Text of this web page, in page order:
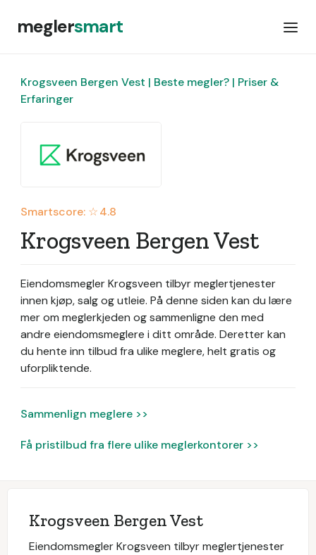
meglersmart
Krogsveen Bergen Vest | Beste megler? | Priser &
Erfaringer
Smartscore: ☆4.8
Krogsveen Bergen Vest
Eiendomsmegler Krogsveen tilbyr meglertjenester
innen kjøp, salg og utleie. På denne siden kan du lære
mer om meglerkjeden og sammenligne den med
andre eiendomsmeglere i ditt område. Deretter kan
du hente inn tilbud fra ulike meglere, helt gratis og
uforpliktende.
Sammenlign meglere >>
Få pristilbud fra flere ulike meglerkontorer >>
Krogsveen Bergen Vest
Eiendomsmegler Krogsveen tilbyr meglertjenester